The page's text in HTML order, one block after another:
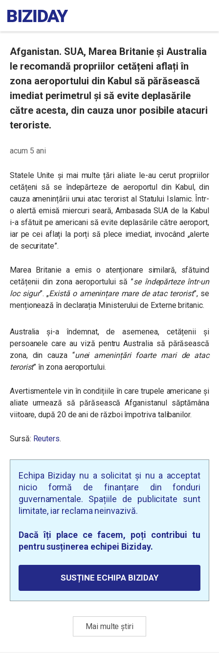
Afganistan. SUA, Marea Britanie și Australia
le recomandă propriilor cetățeni aflați în
zona aeroportului din Kabul să părăsească
imediat perimetrul și să evite deplasările
către acesta, din cauza unor posibile atacuri
teroriste.
acum 5 ani
Statele Unite și mai multe țări aliate le-au cerut propriilor
cetățeni să se îndepărteze de aeroportul din Kabul, din
cauza amenințării unui atac terorist al Statului Islamic. Într-
o alertă emisă miercuri seară, Ambasada SUA de la Kabul
i-a sfătuit pe americani să evite deplasările către aeroport,
iar pe cei aflați la porți să plece imediat, invocând „alerte
de securitate”.
Marea Britanie a emis o atenționare similară, sfătuind
cetățenii din zona aeroportului să ”se îndepărteze într-un
loc sigur”. „Există o amenințare mare de atac terorist”, se
menționează în declarația Ministerului de Externe britanic.
Australia și-a îndemnat, de asemenea, cetățenii și
persoanele care au viză pentru Australia să părăsească
zona, din cauza “unei amenințări foarte mari de atac
terorist” în zona aeroportului.
Avertismentele vin în condițiile în care trupele americane și
aliate urmează să părăsească Afganistanul săptămâna
viitoare, după 20 de ani de război împotriva talibanilor.
Sursă: Reuters.
Echipa Biziday nu a solicitat și nu a acceptat
nicio formă de finanțare din fonduri
guvernamentale. Spațiile de publicitate sunt
limitate, iar reclama neinvazivă.
Dacă îți place ce facem, poți contribui tu
pentru susținerea echipei Biziday.
SUSȚINE ECHIPA BIZIDAY
Mai multe știri